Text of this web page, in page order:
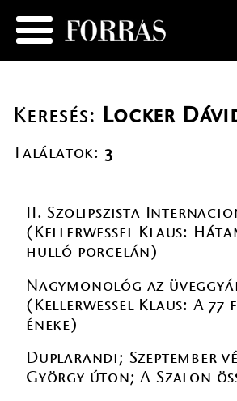
Keresés: Locker
Találatok: 3
II. Szolipszista
(Kellerwessel Klaus:
hulló porcelán)
Nagymonológ az
(Kellerwessel Klaus: A 77
éneke)
Duplarandi; Szeptember
György úton; A Szalon